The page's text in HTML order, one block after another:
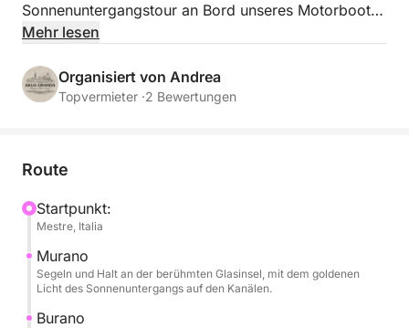
Sonnenuntergangstour an Bord unseres Motorboots,
Abfahrt vom Hafen von Mestre. Wir segeln zwischen
Murano, Burano und Torcello –, während die Sonne
langsam auf dem Wasser versinkt und goldene
Während der Tour können Sie bei einem Glas Wein
alkoholfreien Getränke genießen, dank des
Soundsystems an Bord Musik hören und jeden
Moment inmitten einer atemberaubenden Aussicht
genießen. Die kurzen Stopps auf jeder Insel
ermöglichen Ihnen, durch die farbenfrohen Straßen
zu schlendern, kleine Kunsthandwerksbetriebe zu
Mehr lesen
Organisiert von Andrea
Topvermieter ·2 Bewertungen
Route
Startpunkt:
Mestre, Italia
Murano
Segeln und Halt an der berühmten Glasinsel, mit dem goldenen
Licht des Sonnenuntergangs auf den Kanälen.
Burano